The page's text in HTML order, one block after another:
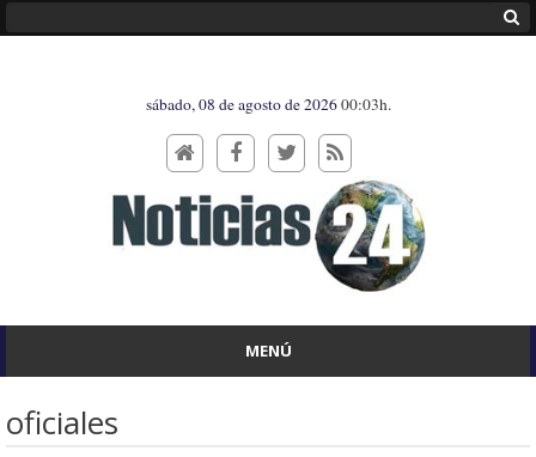
sábado, 08 de agosto de 202600:03h.
MENÚ
oficiales